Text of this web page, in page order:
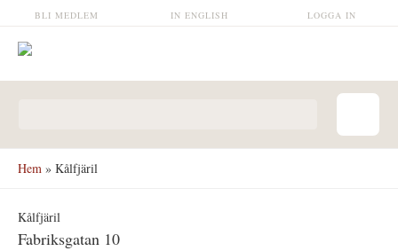
Hoppa till huvudinnehåll LOGGA IN
IN ENGLISH
BLI MEDLEM
Hem » Kålfjäril
Kålfjäril
Fabriksgatan 10